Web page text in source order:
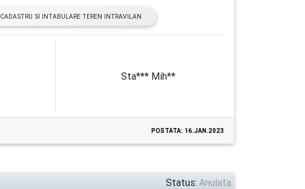
CADASTRU SI INTABULARE TEREN INTRAVILAN
Sta*** Mih**
POSTATA: 16.JAN.2023
Status: Anulata